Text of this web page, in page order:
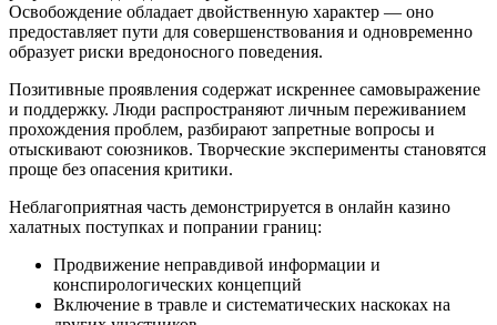
Освобождение обладает двойственную характер — оно
предоставляет пути для совершенствования и одновременно
образует риски вредоносного поведения.
Позитивные проявления содержат искреннее самовыражение
и поддержку. Люди распространяют личным переживанием
прохождения проблем, разбирают запретные вопросы и
отыскивают союзников. Творческие эксперименты становятся
проще без опасения критики.
Неблагоприятная часть демонстрируется в онлайн казино
халатных поступках и попрании границ:
Продвижение неправдивой информации и
конспирологических концепций
Включение в травле и систематических наскоках на